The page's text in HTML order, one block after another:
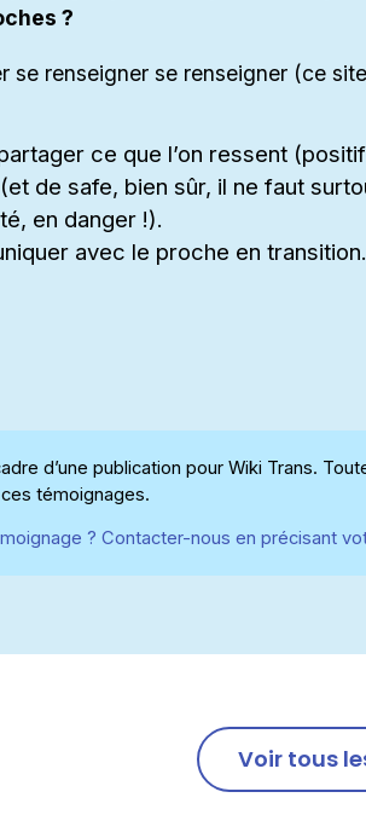
?
se renseigner se renseigner (ce
ce que l’on ressent
de safe, bien sûr, il ne faut
en danger !).
avec le proche en transition.
d’une publication pour Wiki Trans.
témoignages.
? Contacter-nous en précisant
Voir tous